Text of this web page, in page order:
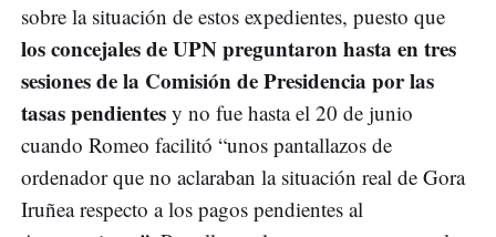
sobre la situación de estos expedientes, puesto que
los concejales de UPN preguntaron hasta en tres
sesiones de la Comisión de Presidencia por las
tasas pendientes y no fue hasta el 20 de junio
cuando Romeo facilitó “unos pantallazos de
ordenador que no aclaraban la situación real de Gora
Iruñea respecto a los pagos pendientes al